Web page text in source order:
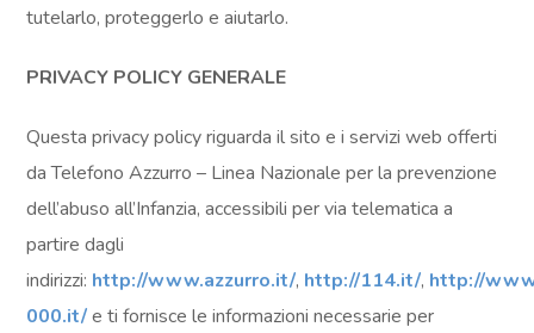
tutelarlo, proteggerlo e aiutarlo.
PRIVACY POLICY GENERALE
Questa privacy policy riguarda il sito e i servizi web offerti
da Telefono Azzurro – Linea Nazionale per la prevenzione
dell’abuso all’Infanzia, accessibili per via telematica a
partire dagli
indirizzi: http://www.azzurro.it/, http://114.it/, http://
000.it/e ti fornisce le informazioni necessarie per